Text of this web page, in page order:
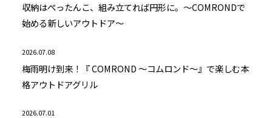
収納はぺったんこ、組み立てれば円形に。～COMRONDで
始める新しいアウトドア～
2026.07.08
梅雨明け到来！『 COMROND ～コムロンド～』で楽しむ本
格アウトドアグリル
2026.07.01